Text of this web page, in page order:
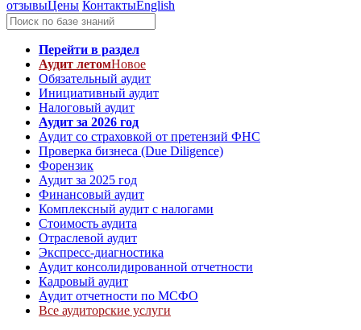
отзывыЦены КонтактыEnglish
Перейти в раздел
Аудит летомНовое
Обязательный аудит
Инициативный аудит
Налоговый аудит
Аудит за 2026 год
Аудит со страховкой от претензий ФНС
Проверка бизнеса (Due Diligence)
Форензик
Аудит за 2025 год
Финансовый аудит
Комплексный аудит с налогами
Стоимость аудита
Отраслевой аудит
Экспресс-диагностика
Аудит консолидированной отчетности
Кадровый аудит
Аудит отчетности по МСФО
Все аудиторские услуги